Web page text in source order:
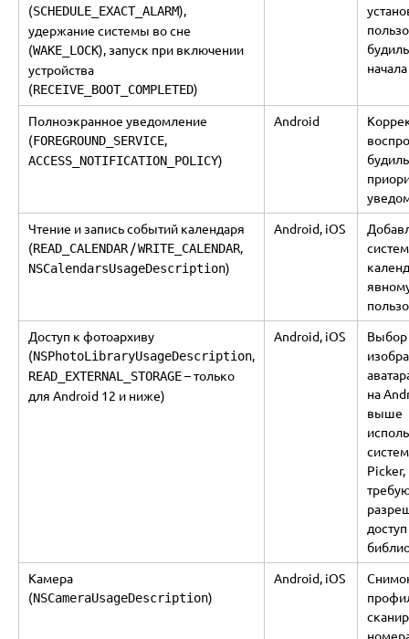
(SCHEDULE_EXACT_ALARM),
удержание системы во сне
(WAKE_LOCK), запуск при включении
устройства
(RECEIVE_BOOT_COMPLETED)
Полноэкранное уведомление
(FOREGROUND_SERVICE
ACCESS_NOTIFICATION_POLICY)
Android
Чтение и запись событий календаря
(READ_CALENDAR /WRITE_CALENDAR
NSCalendarsUsageDescription)
Android, iOS
Доступ к фотоархиву
(NSPhotoLibraryUsageDescription
READ_EXTERNAL_STORAGE– только
для Android 12 и ниже)
Android, iOS
Выбор
на
выше
Picker,
Камера
(NSCameraUsageDescription)
Android, iOS